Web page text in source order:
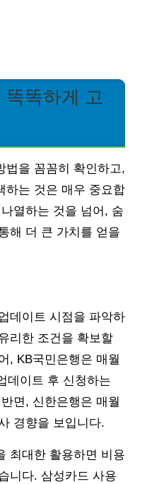
똑하게 고
법을 꼼꼼히 확인하고,
하는 것은 매우 중요합
열하는 것을 넘어, 숨
해 더 큰 가치를 얻을
데이트 시점을 파악하
리한 조건을 확보할
, KB국민은행은 매월
데이트 후 신청하는
면, 신한은행은 매월
경향을 보입니다.
최대한 활용하면 비용
니다. 삼성카드 사용